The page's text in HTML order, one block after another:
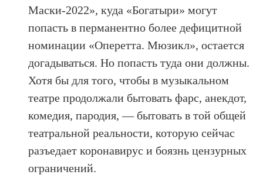
Маски-2022», куда «Богатыри» могут
попасть в перманентно более дефицитной
номинации «Оперетта. Мюзикл», остается
догадываться. Но попасть туда они должны.
Хотя бы для того, чтобы в музыкальном
театре продолжали бытовать фарс, анекдот,
комедия, пародия, — бытовать в той общей
театральной реальности, которую сейчас
разъедает коронавирус и боязнь цензурных
ограничений.